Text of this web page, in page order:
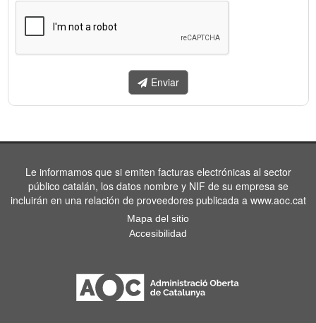
enviar.
Enviar
Le informamos que si emiten facturas electrónicas al sector
público catalán, los datos nombre y NIF de su empresa se
incluirán en una relación de proveedores publicada a www.aoc.cat
Mapa del sitio
Accesibilidad